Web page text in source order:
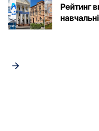
Рейтинг